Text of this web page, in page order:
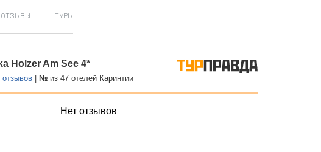
ОТЗЫВЫ ТУРЫ